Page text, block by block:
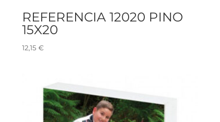
REFERENCIA 12020 PINO
15X20
12,15 €